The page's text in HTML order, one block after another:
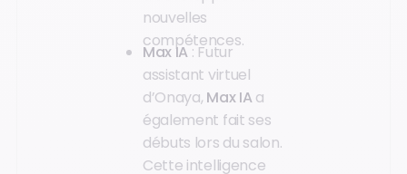
nouvelles
compétences.
Max IA: Futur
assistant virtuel
d’Onaya, Max IAa
également fait ses
débuts lors du salon.
Cette intelligence